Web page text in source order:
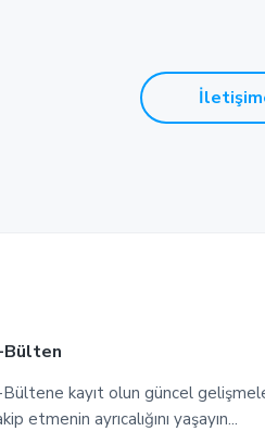
Bülten
kayıt olun güncel
etmenin ayrıcalığını yaşayın...